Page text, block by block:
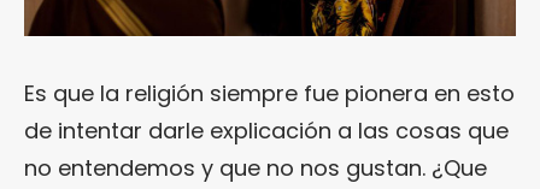
Es que la religión siempre fue pionera en esto
de intentar darle explicación a las cosas que
no entendemos y que no nos gustan. ¿Que